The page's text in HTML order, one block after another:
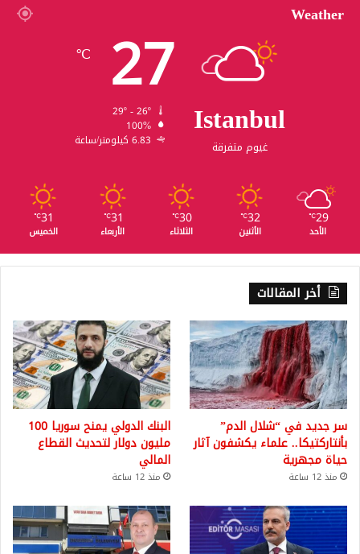
Weather
Istanbul
غيوم متفرقة
27
℃
100%
6.83 كيلومتر/ساعة
29
℃
الأحد
32
℃
الأثنين
30
℃
الثلاثاء
31
℃
الأربعاء
31
℃
الخميس
أخر المقالات
سر جديد في “شلال الدم”
بأنتاركتيكا.. علماء يكشفون آثار
حياة مجهرية
منذ 12 ساعة
البنك الدولي يمنح سوريا 100
مليون دولار لتحديث القطاع
المالي
منذ 12 ساعة